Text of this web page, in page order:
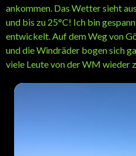
ankommen. Das Wetter sieht
und bis zu 25°C! Ich bin
entwickelt. Auf dem Weg von
und die Windräder bogen sich
viele Leute von der WM wieder